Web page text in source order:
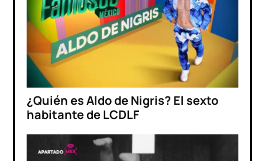
¿Quién es Aldo de Nigris? El sexto
habitante de LCDLF